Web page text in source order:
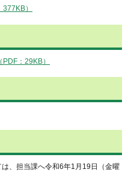
）
：29KB）
、担当課へ令和6年1月19日（金曜